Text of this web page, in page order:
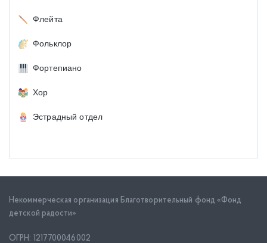
Флейта
Фольклор
Фортепиано
Хор
Эстрадный отдел
Некоммерческая организация Благотворительный фонд «Фонд
детской радости»
ОГРН: 1217700046002